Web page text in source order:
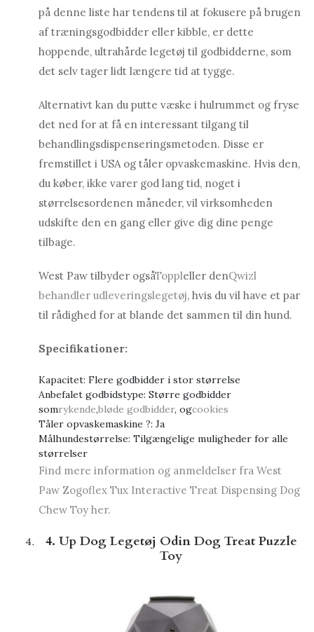
på denne liste har tendens til at fokusere på brugen
af ​​træningsgodbidder eller kibble, er dette
hoppende, ultrahårde legetøj til godbidderne, som
det selv tager lidt længere tid at tygge.
Alternativt kan du putte væske i hulrummet og fryse
det ned for at få en interessant tilgang til
behandlingsdispenseringsmetoden. Disse er
fremstillet i USA og tåler opvaskemaskine. Hvis den,
du køber, ikke varer god lang tid, noget i
størrelsesordenen måneder, vil virksomheden
udskifte den en gang eller give dig dine penge
tilbage.
West Paw tilbyder ogsåToppleller denQwizl
behandler udleveringslegetøj, hvis du vil have et par
til rådighed for at blande det sammen til din hund.
Specifikationer:
Kapacitet: Flere godbidder i stor størrelse
Anbefalet godbidstype: Større godbidder
somrykende,bløde godbidder, ogcookies
Tåler opvaskemaskine ?: Ja
Målhundestørrelse: Tilgængelige muligheder for alle
størrelser
Find mere information og anmeldelser fra West
Paw Zogoflex Tux Interactive Treat Dispensing Dog
Chew Toy her.
4. Up Dog Legetøj Odin Dog Treat Puzzle
Toy